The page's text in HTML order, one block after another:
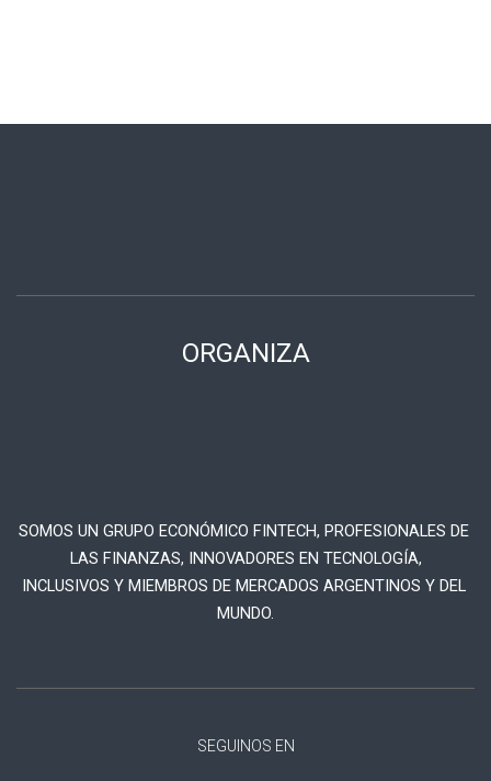
ORGANIZA
SOMOS UN GRUPO ECONÓMICO FINTECH, PROFESIONALES DE
LAS FINANZAS, INNOVADORES EN TECNOLOGÍA,
INCLUSIVOS Y MIEMBROS DE MERCADOS ARGENTINOS Y DEL
MUNDO.
SEGUINOS EN